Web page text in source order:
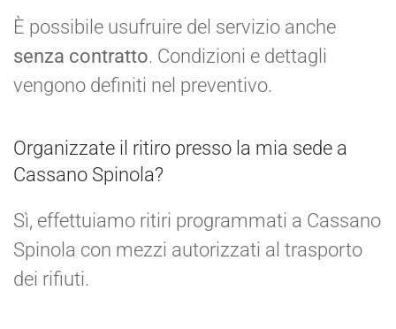
È possibile usufruire del servizio anche
senza contratto. Condizioni e dettagli
vengono definiti nel preventivo.
Organizzate il ritiro presso la mia sede a
Cassano Spinola?
Sì, effettuiamo ritiri programmati a Cassano
Spinola con mezzi autorizzati al trasporto
dei rifiuti.